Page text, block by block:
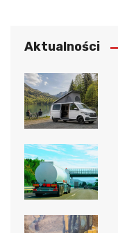
Aktualności